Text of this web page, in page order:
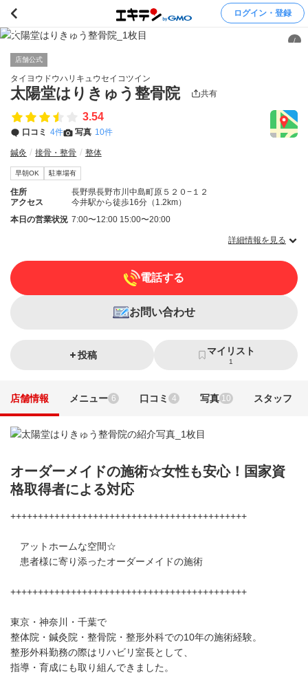
ログイン・登録
/
店舗公式
タイヨウドウハリキュウセイコツイン
太陽堂はりきゅう整骨院 共有
3.54
口コミ 4件 写真 10件
鍼灸 接骨・整骨 整体
早朝OK 駐車場有
住所
長野県長野市川中島町原５２０−１２
アクセス
今井駅から徒歩16分（1.2km）
本日の営業状況 7:00〜12:00 15:00〜20:00
詳細情報を見る
電話する
お問い合わせ
投稿 マイリスト
1
店舗情報 メニュー 6 口コミ 4 写真 10 スタッフ
オーダーメイドの施術☆女性も安心！国家資
格取得者による対応
+++++++++++++++++++++++++++++++++++++++++++
アットホームな空間☆
患者様に寄り添ったオーダーメイドの施術
+++++++++++++++++++++++++++++++++++++++++++
東京・神奈川・千葉で
整体院・鍼灸院・整骨院・整形外科での10年の施術経験。
整形外科勤務の際はリハビリ室長として、
指導・育成にも取り組んできました。